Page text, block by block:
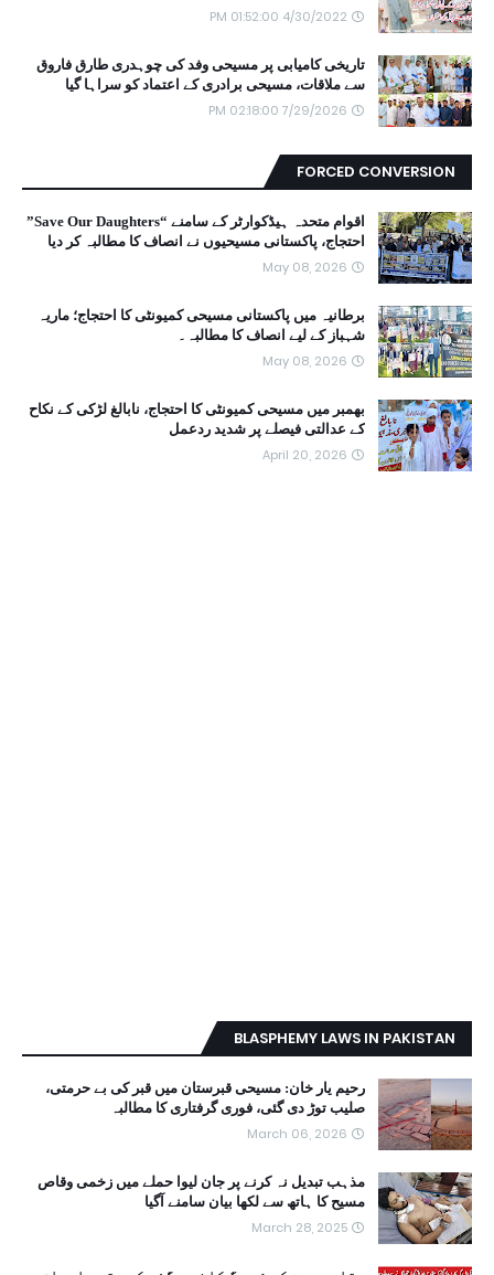
4/30/2022 01:52:00 PM
تاریخی کامیابی پر مسیحی وفد کی چوہدری طارق فاروق
سے ملاقات، مسیحی برادری کے اعتماد کو سراہا گیا
7/29/2026 02:18:00 PM
FORCED CONVERSION
اقوام متحدہ ہیڈکوارٹر کے سامنے “Save Our Daughters”
احتجاج، پاکستانی مسیحیوں نے انصاف کا مطالبہ کر دیا
May 08, 2026
برطانیہ میں پاکستانی مسیحی کمیونٹی کا احتجاج؛ ماریہ
شہباز کے لیے انصاف کا مطالبہ۔
May 08, 2026
بھمبر میں مسیحی کمیونٹی کا احتجاج، نابالغ لڑکی کے نکاح
کے عدالتی فیصلے پر شدید ردعمل
April 20, 2026
BLASPHEMY LAWS IN PAKISTAN
رحیم یار خان: مسیحی قبرستان میں قبر کی بے حرمتی،
صلیب توڑ دی گئی، فوری گرفتاری کا مطالبہ
March 06, 2026
مذہب تبدیل نہ کرنے پر جان لیوا حملے میں زخمی وقاص
مسیح کا ہاتھ سے لکھا بیان سامنے آگیا
March 28, 2025